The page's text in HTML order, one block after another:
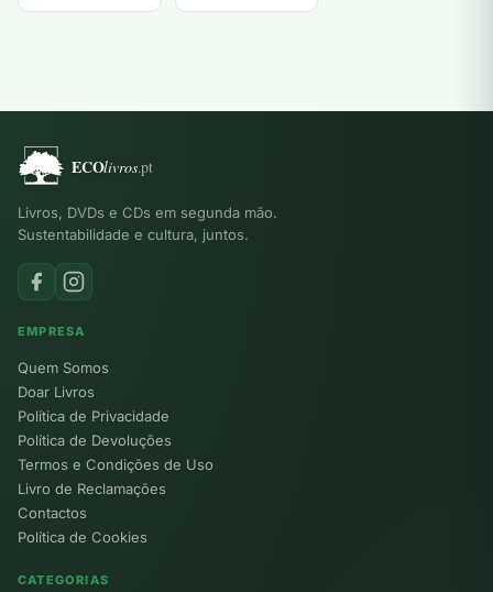
Livros, DVDs e CDs em segunda mão.
Sustentabilidade e cultura, juntos.
EMPRESA
Quem Somos
Doar Livros
Política de Privacidade
Política de Devoluções
Termos e Condições de Uso
Livro de Reclamações
Contactos
Política de Cookies
CATEGORIAS